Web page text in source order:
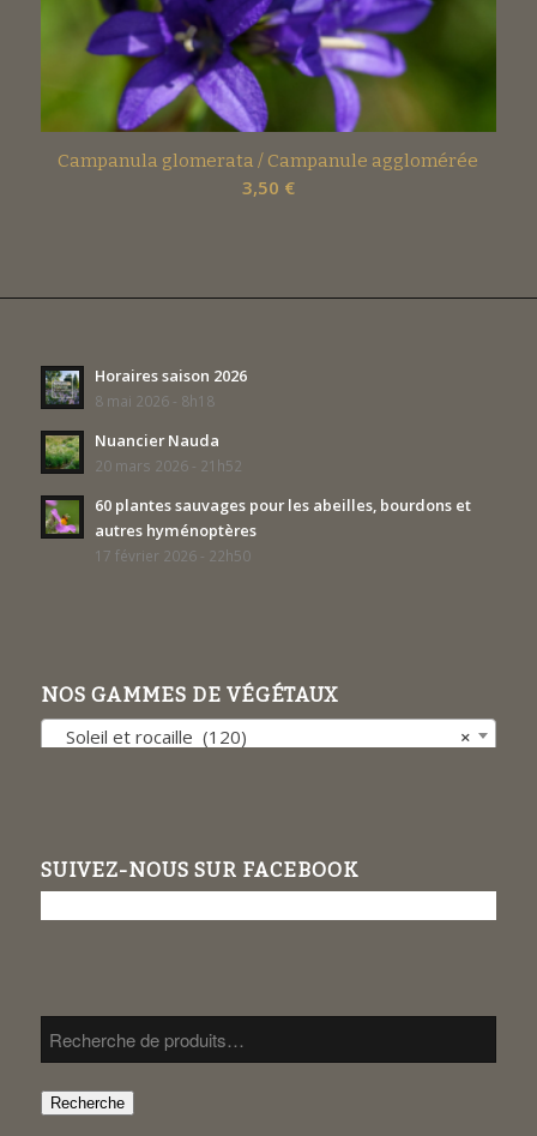
Campanula glomerata / Campanule agglomérée
3,50 €
Horaires saison 2026
8 mai 2026 - 8h18
Nuancier Nauda
20 mars 2026 - 21h52
60 plantes sauvages pour les abeilles, bourdons et
autres hyménoptères
17 février 2026 - 22h50
NOS GAMMES DE VÉGÉTAUX
×
Soleil et rocaille (120)
SUIVEZ-NOUS SUR FACEBOOK
Recherche